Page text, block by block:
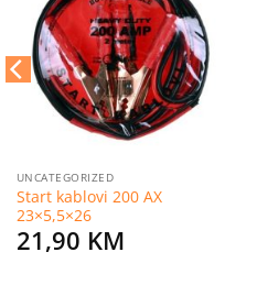
na
listu
želja
UNCATEGORIZED
Start kablovi 200 AX
23×5,5×26
21,90 KM